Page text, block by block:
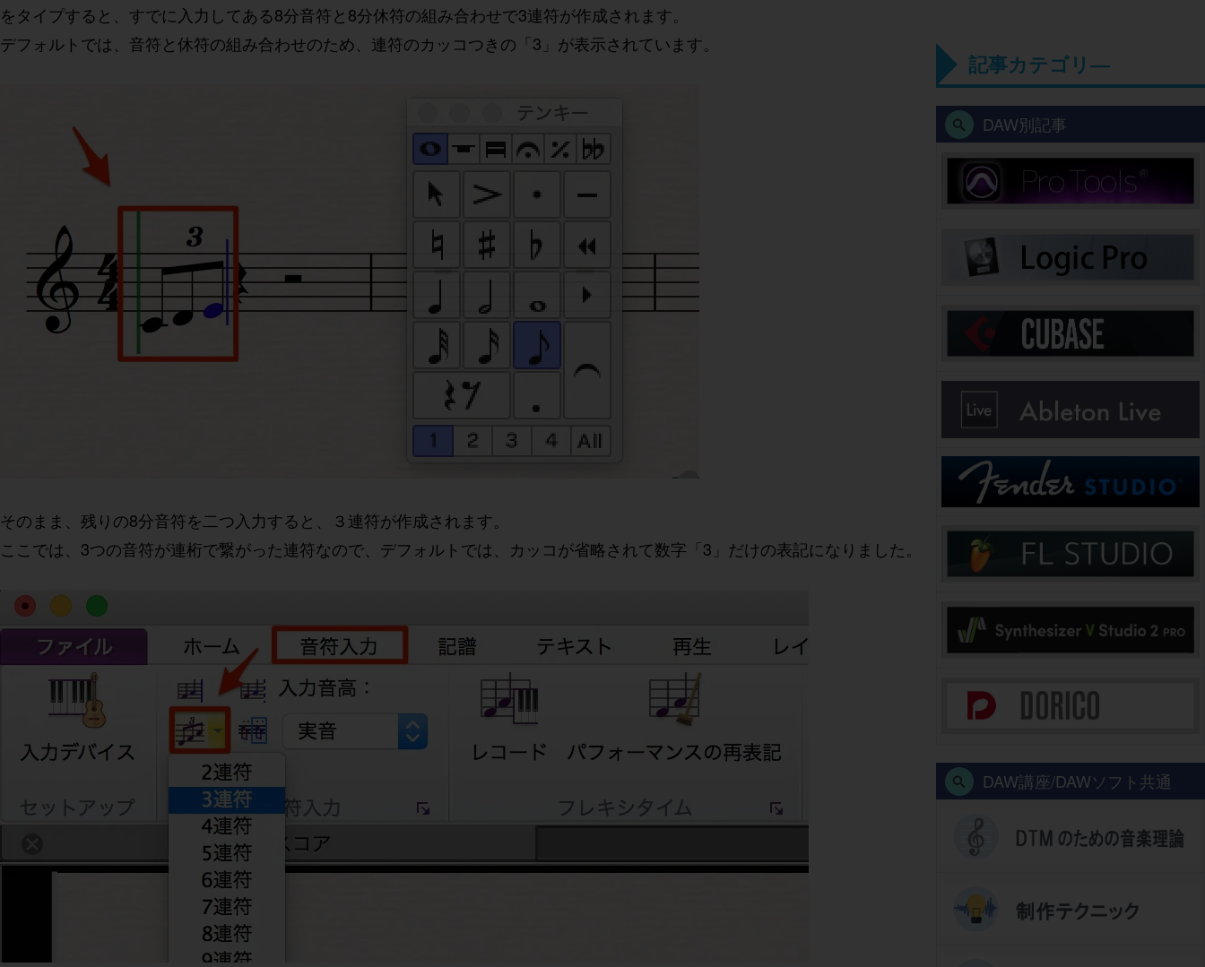
をタイプすると、すでに入力してある8分音符と8分休符の組み合わせで3連符が作成されます。
デフォルトでは、音符と休符の組み合わせのため、連符のカッコつきの「3」が表示されています。
そのまま、残りの8分音符を二つ入力すると、３連符が作成されます。
ここでは、3つの音符が連桁で繋がった連符なので、デフォルトでは、カッコが省略されて数字「3」だけの表記になりました。
記事カテゴリ―
DAW別記事
DAW講座/DAWソフト共通